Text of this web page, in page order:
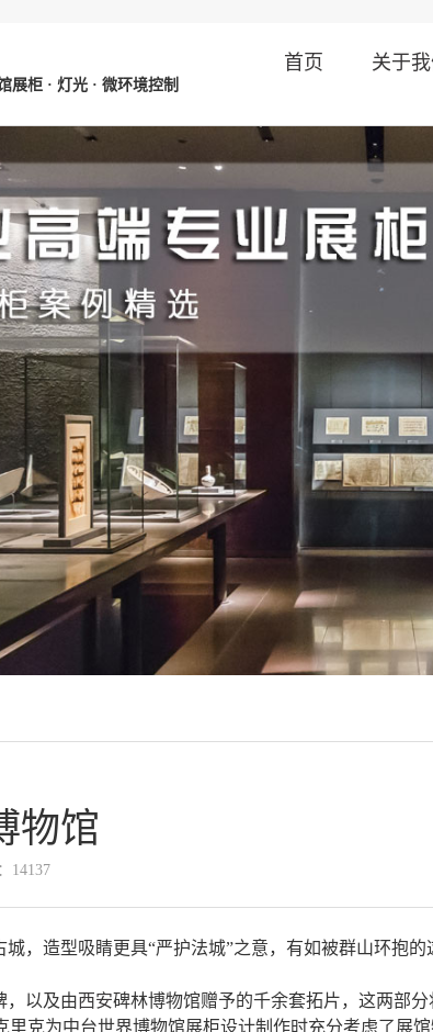
展柜 · 灯光 · 微环境控制
首页 关于我
物馆
14137
，造型吸睛更具“严护法城”之意，有如被群山环抱
，以及由西安碑林博物馆赠予的千余套拓片，这两部
里克为中台世界博物馆展柜设计制作时充分考虑了展